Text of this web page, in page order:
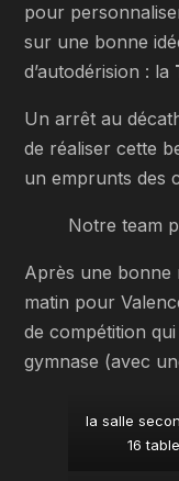
pour
sur une bonne
d’autodérision : la
Un arrêt au
de réaliser cette
un emprunts des
Notre team
Après une bonne
matin pour
de compétition
gymnase (avec
la salle
16